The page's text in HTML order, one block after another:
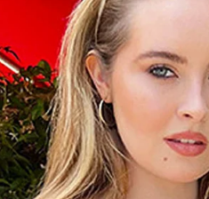
งของชีวิต
ารณาก่อนประกาศ สงครามกั
สงครามกับความถดถอยแข่ง
คเพื่อไทยให้ความสำคัญกับ